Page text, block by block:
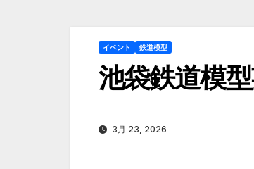
イベント 鉄道模型
池袋鉄道模
3月 23, 2026